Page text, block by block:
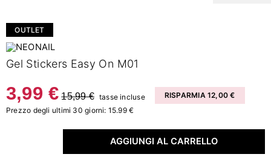
OUTLET
Gel Stickers Easy On M01
3,99 € 15,99 € tasse incluse
RISPARMIA 12,00 €
Prezzo degli ultimi 30 giorni: 15.99 €
AGGIUNGI AL CARRELLO